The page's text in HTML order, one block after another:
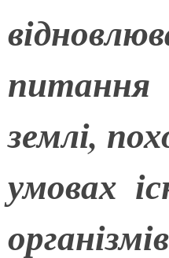
питання
землі,
умовах